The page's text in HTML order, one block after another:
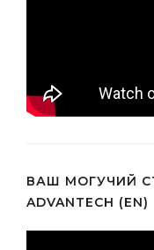
ВАШ МОГУЧИЙ
ADVANTECH (EN)